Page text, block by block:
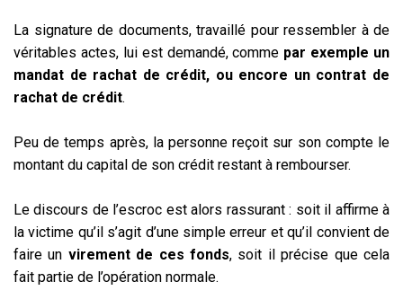
La signature de documents, travaillé pour ressembler à de
véritables actes, lui est demandé, comme par exemple un
mandat de rachat de crédit, ou encore un contrat de
rachat de crédit.
Peu de temps après, la personne reçoit sur son compte le
montant du capital de son crédit restant à rembourser.
Le discours de l’escroc est alors rassurant : soit il affirme à
la victime qu’il s’agit d’une simple erreur et qu’il convient de
faire un virement de ces fonds, soit il précise que cela
fait partie de l’opération normale.